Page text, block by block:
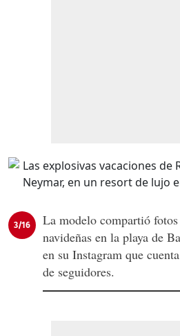
3/16
La modelo compartió fotos
navideñas en la playa de
en su Instagram que
de seguidores.